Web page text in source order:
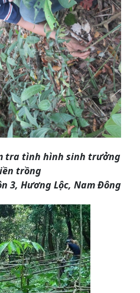
tra tình hình sinh trưởng
trồng
3, Hương Lộc, Nam Đông